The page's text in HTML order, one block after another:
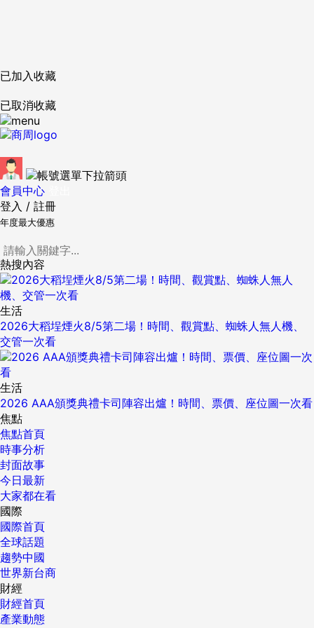
已加入收藏
已取消收藏
會員中心
登入 / 註冊
年度最大優惠
熱搜內容
生活
2026大稻埕煙火8/5第二場！時間、觀賞點、蜘蛛人無人機、
交管一次看
生活
2026 AAA頒獎典禮卡司陣容出爐！時間、票價、座位圖一次看
焦點
焦點首頁
時事分析
封面故事
今日最新
大家都在看
國際
國際首頁
全球話題
趨勢中國
世界新台商
財經
財經首頁
產業動態